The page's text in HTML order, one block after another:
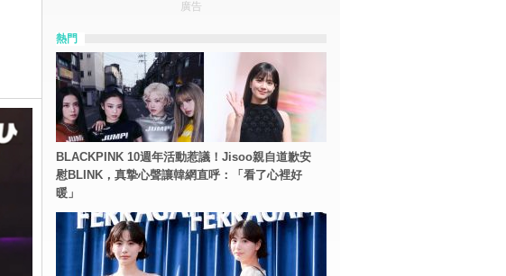
廣告
熱門
BLACKPINK 10週年活動惹議！Jisoo親自道歉安
慰BLINK，真摯心聲讓韓網直呼：「看了心裡好
暖」